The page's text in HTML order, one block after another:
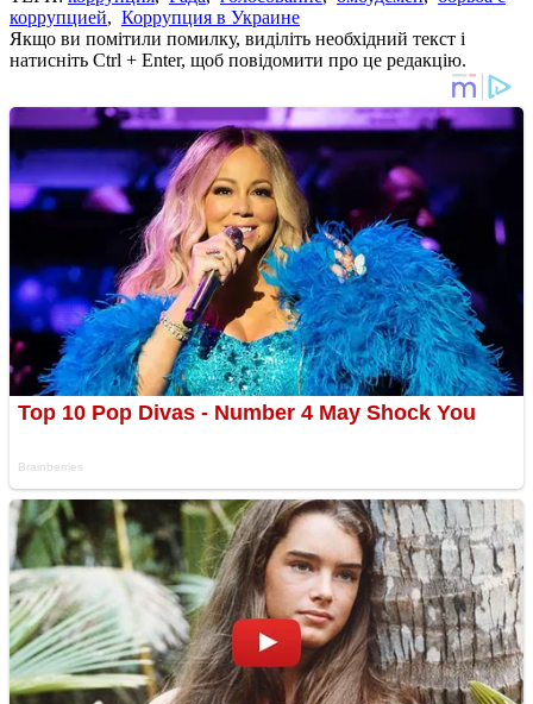
коррупцией, Коррупция в Украине
Якщо ви помітили помилку, виділіть необхідний текст і
натисніть Ctrl + Enter, щоб повідомити про це редакцію.